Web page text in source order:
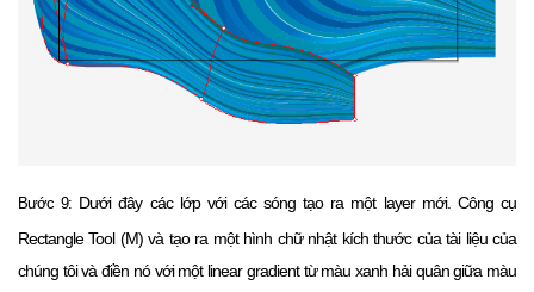
Bước 9: Dưới đây các lớp với các sóng tạo ra một layer mới. Công cụ
Rectangle Tool (M) và tạo ra một hình chữ nhật kích thước của tài liệu của
chúng tôi và điền nó với một linear gradient từ màu xanh hải quân giữa màu